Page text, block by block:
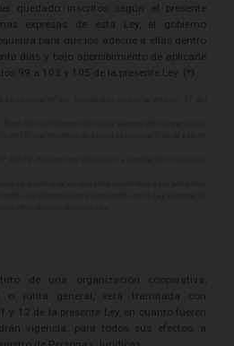
quedado inscritos según el presente
expresas de esta Ley, el gobierno
para que los adecúe a ellas dentro
días y bajo apercibimiento de aplicarle
99 a 103 y 105 de la presente Ley. (*)
de una organización cooperativa,
o junta general, será tramitada con
y 12 de la presente Ley, en cuanto fueren
vigencia, para todos sus efectos, a